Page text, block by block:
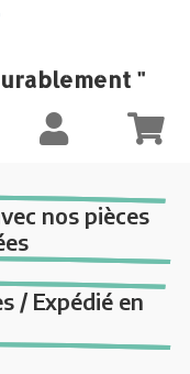
"
nos pièces
/ Expédié en